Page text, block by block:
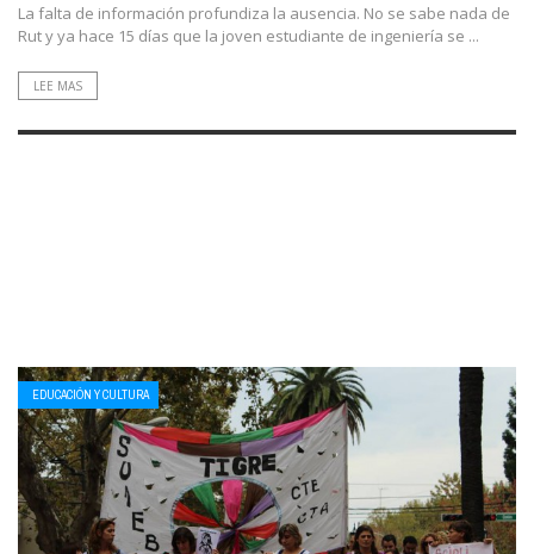
La falta de información profundiza la ausencia. No se sabe nada de
Rut y ya hace 15 días que la joven estudiante de ingeniería se ...
LEE MAS
EDUCACIÓN Y CULTURA